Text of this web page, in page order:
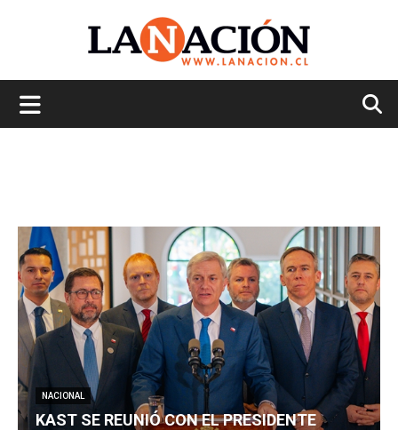
NACIONAL
KAST SE REUNIÓ CON EL PRESIDENTE